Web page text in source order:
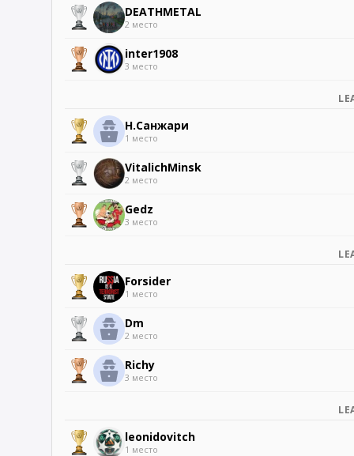
DEATHMETAL
2 место
inter1908
3 место
Н.Санжари
1 место
VitalichMinsk
2 место
Gedz
3 место
Forsider
1 место
Dm
2 место
Richy
3 место
leonidovitch
1 место